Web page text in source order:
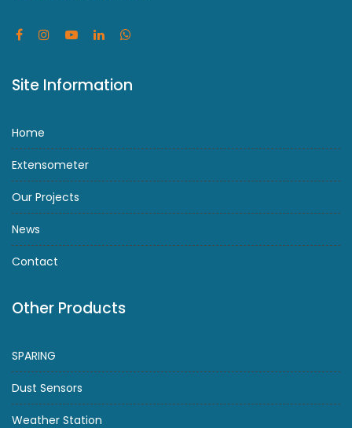
Site Information
Home
Extensometer
Our Projects
News
Contact
Other Products
SPARING
Dust Sensors
Weather Station